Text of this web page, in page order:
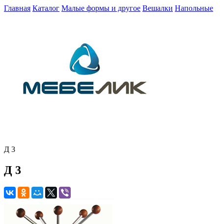
Главная Каталог Малые формы и другое Вешалки Напольные
Д 3
Д 3